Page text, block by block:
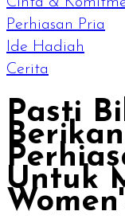
Perhiasan Pria
Ide Hadiah
Cerita
Pasti
Untuk